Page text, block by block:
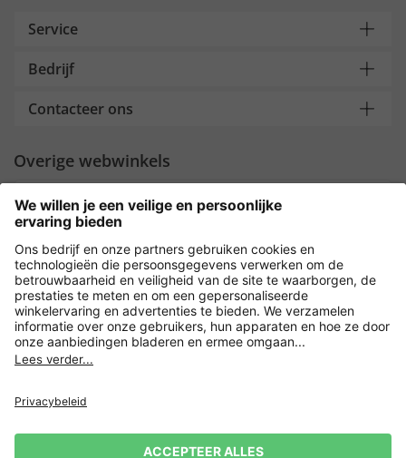
Service
Bedrijf
Contacteer ons
Overige webwinkels
Nederland
Payment and Delivery
Versleuteling met
Verkoopvoorwaarden Leveringsvoorwaarden